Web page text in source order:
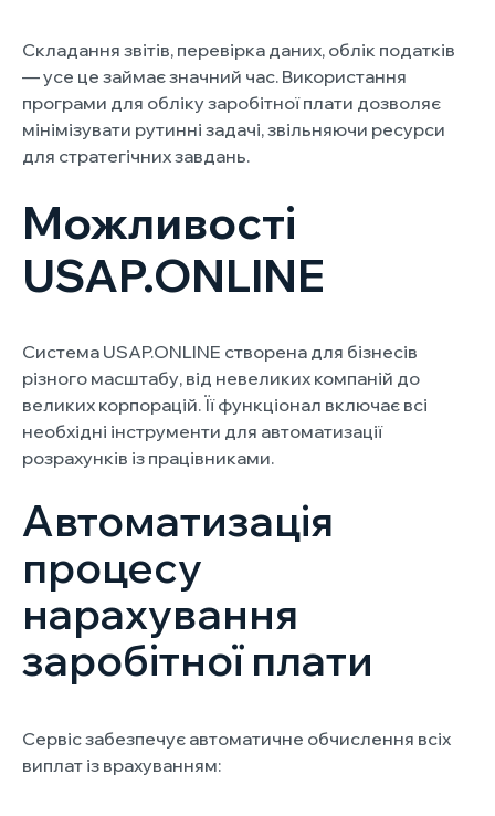
Складання звітів, перевірка даних, облік податків
— усе це займає значний час. Використання
програми для обліку заробітної плати дозволяє
мінімізувати рутинні задачі, звільняючи ресурси
для стратегічних завдань.
Можливості
USAP.ONLINE
Система USAP.ONLINE створена для бізнесів
різного масштабу, від невеликих компаній до
великих корпорацій. Її функціонал включає всі
необхідні інструменти для автоматизації
розрахунків із працівниками.
Автоматизація
процесу
нарахування
заробітної плати
Сервіс забезпечує автоматичне обчислення всіх
виплат із врахуванням: